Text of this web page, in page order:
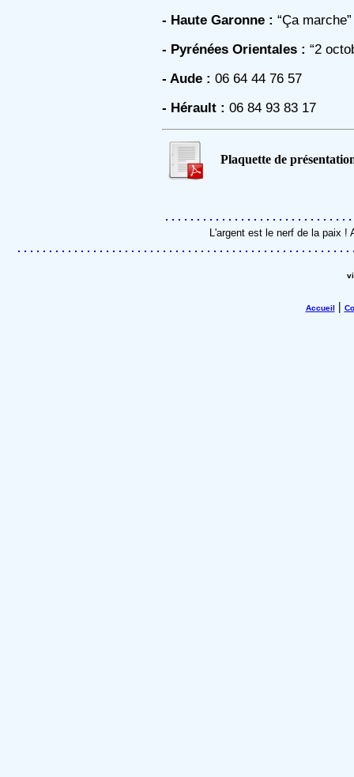
- Haute Garonne : “Ça
- Pyrénées Orientales : “2
- Aude : 06 64 44 76 57
- Hérault : 06 84 93 83 17
Plaquette de
L'argent est le nerf de la paix
Accueil |